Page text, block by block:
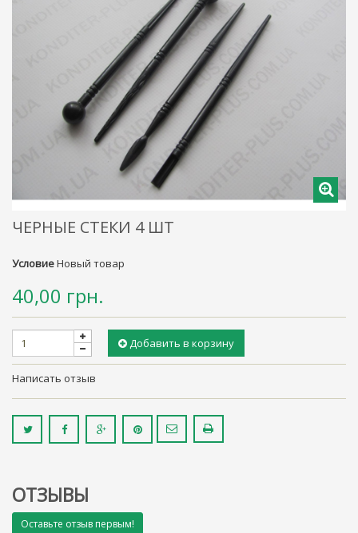
ЧЕРНЫЕ СТЕКИ 4 ШТ
УсловиеНовый товар
40,00 грн.
Добавить в корзину
Написать отзыв
ОТЗЫВЫ
Оставьте отзыв первым!